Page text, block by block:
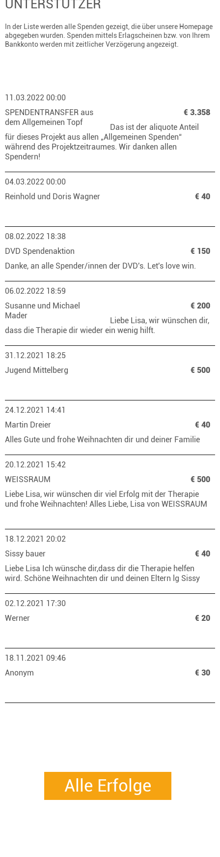
UNTERSTÜTZER
In der Liste werden alle Spenden gezeigt, die über unsere Homepage
abgegeben wurden. Spenden mittels Erlagscheinen bzw. von Ihrem
Bankkonto werden mit zeitlicher Verzögerung angezeigt.
11.03.2022 00:00
SPENDENTRANSFER aus
dem Allgemeinen Topf
€ 3.358
Das ist der aliquote Anteil
für dieses Projekt aus allen „Allgemeinen Spenden“
während des Projektzeitraumes. Wir danken allen
Spendern!
04.03.2022 00:00
Reinhold und Doris Wagner
€ 40
08.02.2022 18:38
DVD Spendenaktion
€ 150
Danke, an alle Spender/innen der DVD's. Let's love win.
06.02.2022 18:59
Susanne und Michael
Mader
€ 200
Liebe Lisa, wir wünschen dir,
dass die Therapie dir wieder ein wenig hilft.
31.12.2021 18:25
Jugend Mittelberg
€ 500
24.12.2021 14:41
Martin Dreier
€ 40
Alles Gute und frohe Weihnachten dir und deiner Familie
20.12.2021 15:42
WEISSRAUM
€ 500
Liebe Lisa, wir wünschen dir viel Erfolg mit der Therapie
und frohe Weihnachten! Alles Liebe, Lisa von WEISSRAUM
18.12.2021 20:02
Sissy bauer
€ 40
Liebe Lisa Ich wünsche dir,dass dir die Therapie helfen
wird. Schöne Weihnachten dir und deinen Eltern lg Sissy
02.12.2021 17:30
Werner
€ 20
18.11.2021 09:46
Anonym
€ 30
Alle Erfolge